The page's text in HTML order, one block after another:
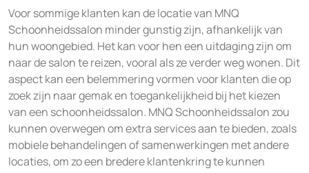
Voor sommige klanten kan de locatie van MNQ
Schoonheidssalon minder gunstig zijn, afhankelijk van
hun woongebied. Het kan voor hen een uitdaging zijn om
naar de salon te reizen, vooral als ze verder weg wonen. Dit
aspect kan een belemmering vormen voor klanten die op
zoek zijn naar gemak en toegankelijkheid bij het kiezen
van een schoonheidssalon. MNQ Schoonheidssalon zou
kunnen overwegen om extra services aan te bieden, zoals
mobiele behandelingen of samenwerkingen met andere
locaties, om zo een bredere klantenkring te kunnen